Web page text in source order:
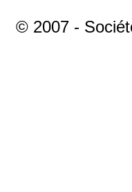
© 2007 -